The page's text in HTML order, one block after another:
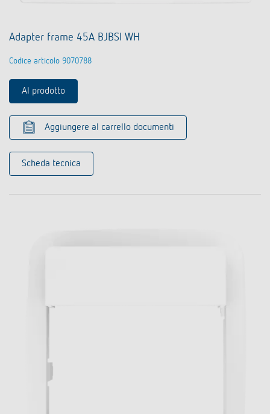
Adapter frame 45A BJBSI WH
Codice articolo 9070788
Al prodotto
Aggiungere al carrello documenti
Scheda tecnica